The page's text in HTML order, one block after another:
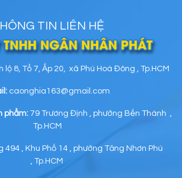
TIN LIÊN HỆ
NGÂN NHÂN PHÁT
lộ 8, Tổ 7, Ấp 20, xã Phú Hoà Đông , Tp.HCM
caonghia163@gmail.com
phẩm: 79 Trương Định , phường Bến Thành ,
Tp.HCM
, Khu Phố 14 , phường Tăng Nhơn Phú
, Tp.HCM